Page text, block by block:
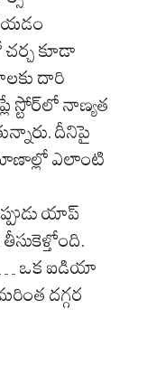
కూడా
దారి
స్టోర్‌లో నాణ్యత
దీనిపై
ఎలాంటి
యాప్
ఒక ఐడియా
దగ్గర